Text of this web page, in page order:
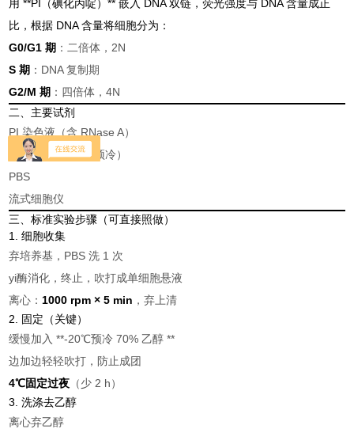
用 **PI（碘化丙啶）** 嵌入 DNA 双链，荧光强度与 DNA 含量成正
比，根据 DNA 含量将细胞分为：
G0/G1 期 ：二倍体，2N
S 期 ：DNA 复制期
G2/M 期 ：四倍体，4N
二、主要试剂
PI 染色液（含 RNase A）
70% 乙醇（-20℃预冷）
PBS
流式细胞仪
三、标准实验步骤（可直接照做）
1. 细胞收集
弃培养基，PBS 洗 1 次
yi酶消化，终止，吹打成单细胞悬液
离心： 1000 rpm × 5 min ，弃上清
2. 固定（关键）
缓慢加入 **-20℃预冷 70% 乙醇 **
边加边轻轻吹打，防止成团
4℃固定过夜 （少 2 h）
3. 洗涤去乙醇
离心弃乙醇